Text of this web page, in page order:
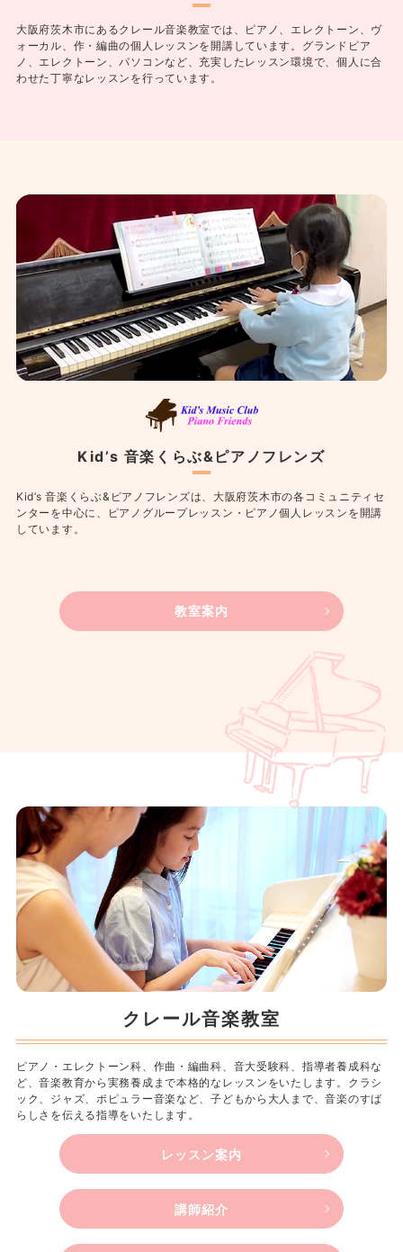
大阪府茨木市にあるクレール音楽教室では、ピアノ、エレクトーン、ヴ
ォーカル、作・編曲の個人レッスンを開講しています。グランドピア
ノ、エレクトーン、パソコンなど、充実したレッスン環境で、個人に合
わせた丁寧なレッスンを行っています。
Kid’s 音楽くらぶ&ピアノフレンズ
Kid’s 音楽くらぶ&ピアノフレンズは、大阪府茨木市の各コミュニティセ
ンターを中心に、ピアノグループレッスン・ピアノ個人レッスンを開講
しています。
教室案内
クレール音楽教室
ピアノ・エレクトーン科、作曲・編曲科、音大受験科、指導者養成科な
ど、音楽教育から実務養成まで本格的なレッスンをいたします。クラシ
ック、ジャズ、ポピュラー音楽など、子どもから大人まで、音楽のすば
らしさを伝える指導をいたします。
レッスン案内
講師紹介